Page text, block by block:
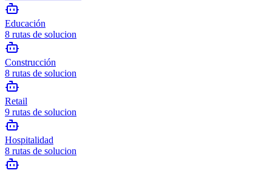
Educación
8 rutas de solucion
Construcción
8 rutas de solucion
Retail
9 rutas de solucion
Hospitalidad
8 rutas de solucion